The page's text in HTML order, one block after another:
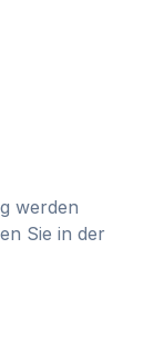
werden
Sie in der